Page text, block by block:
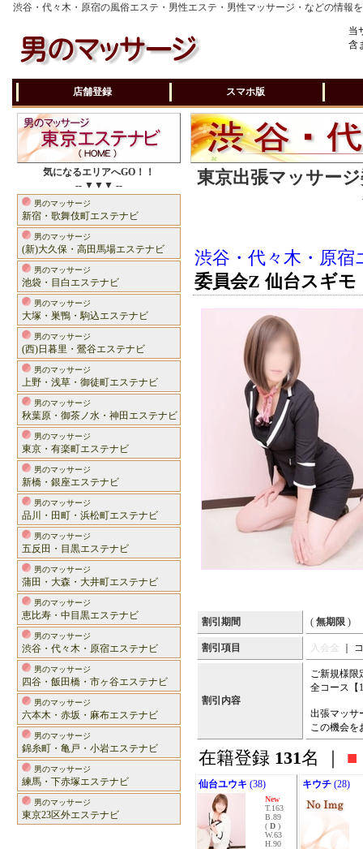
渋谷・代々木・原宿の風俗エステ・男性エステ・男性マッサージ・などの情報
当
含
店舗登録 スマホ版
気になるエリアへGO！！
-- ▼▼▼ --
男のマッサージ
新宿・歌舞伎町エステナビ
男のマッサージ
(新)大久保・高田馬場エステナビ
男のマッサージ
池袋・目白エステナビ
男のマッサージ
大塚・巣鴨・駒込エステナビ
男のマッサージ
(西)日暮里・鶯谷エステナビ
男のマッサージ
上野・浅草・御徒町エステナビ
男のマッサージ
秋葉原・御茶ノ水・神田エステナビ
男のマッサージ
東京・有楽町エステナビ
男のマッサージ
新橋・銀座エステナビ
男のマッサージ
品川・田町・浜松町エステナビ
男のマッサージ
五反田・目黒エステナビ
男のマッサージ
蒲田・大森・大井町エステナビ
男のマッサージ
恵比寿・中目黒エステナビ
男のマッサージ
渋谷・代々木・原宿エステナビ
男のマッサージ
四谷・飯田橋・市ヶ谷エステナビ
男のマッサージ
六本木・赤坂・麻布エステナビ
男のマッサージ
錦糸町・亀戸・小岩エステナビ
男のマッサージ
練馬・下赤塚エステナビ
男のマッサージ
東京23区外エステナビ
東京出張マッサー
渋谷・代々木・原
委員会Z 仙台スギモ
割引期間 ( 無期限 )
割引項目 入会金 ｜
割引内容
ご新規様限
全コース【
出張マッサ
この機会を
在籍登録 131名 ｜ ■
仙台ユウキ (38)
New
T.163
B.89
( D )
W.63
H.90
キウチ (28)